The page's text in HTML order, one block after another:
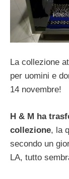
La collezione
per uomini e
14 novembre!
H & M ha
collezione, la
secondo un
LA, tutto